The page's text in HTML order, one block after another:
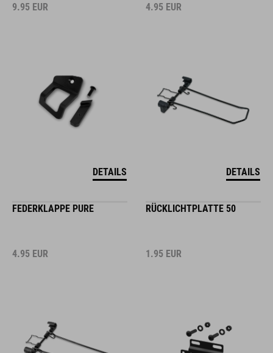
9.95 EUR
DETAILS
4.95 EUR
DETAILS
FEDERKLAPPE PURE
4.95 EUR
RÜCKLICHTPLATTE 50
1.95 EUR